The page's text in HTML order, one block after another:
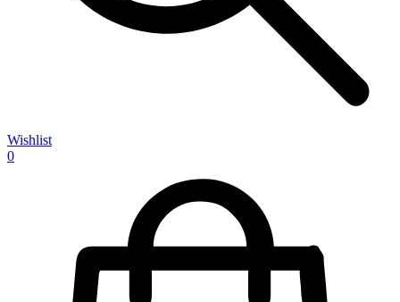
Wishlist
0